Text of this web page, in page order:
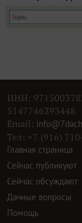
ИНН:
5147746293448
Email:
Тел: +7 (916)
Главная страница
Сейчас публикуют
Сейчас обсуждают
Дачные вопросы
Помощь